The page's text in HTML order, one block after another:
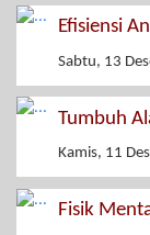
Efisiensi
Sabtu, 13
Tumbuh
Kamis, 11
Fisik